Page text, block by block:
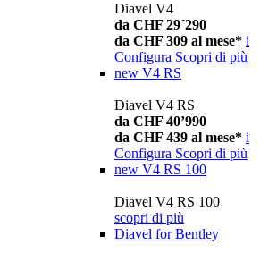
Diavel V4
da CHF 29´290
da CHF 309 al mese* i
Configura Scopri di più
new V4 RS
Diavel V4 RS
da CHF 40’990
da CHF 439 al mese* i
Configura Scopri di più
new V4 RS 100
Diavel V4 RS 100
scopri di più
Diavel for Bentley